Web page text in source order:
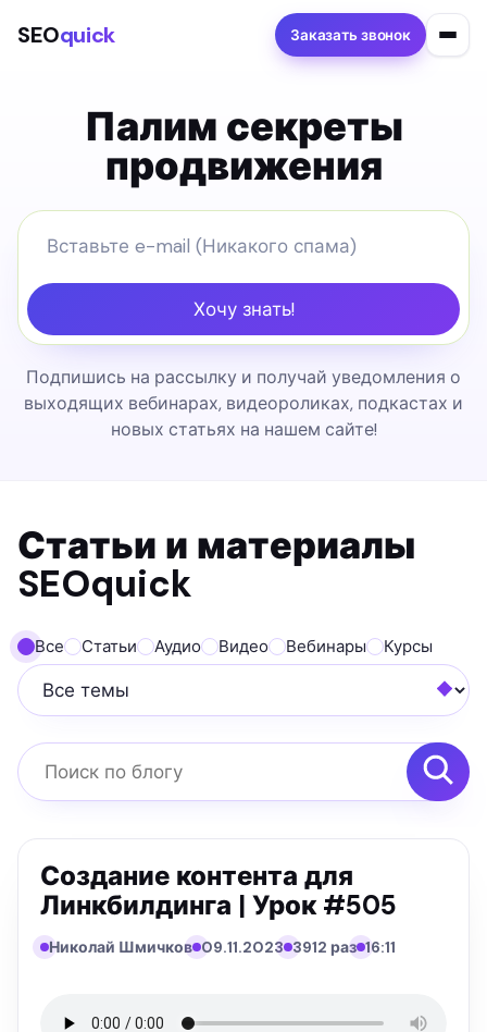
SEOquick Заказать звонок
Палим секреты
продвижения
Хочу знать!
Подпишись на рассылку и получай уведомления о
выходящих вебинарах, видеороликах, подкастах и
новых статьях на нашем сайте!
Статьи и материалы
SEOquick
Все Статьи Аудио Видео Вебинары Курсы
Все темы
Поиск по блогу
Создание контента для
Линкбилдинга | Урок #505
Николай Шмичков 09.11.2023 3912 раз 16:11